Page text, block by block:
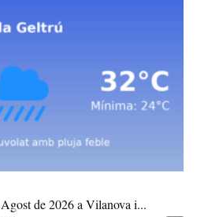
de 2026 a Vilanova i...